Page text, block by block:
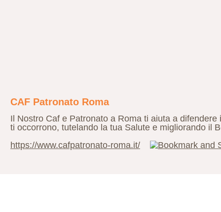
CAF Patronato Roma
Il Nostro Caf e Patronato a Roma ti aiuta a
ti occorrono, tutelando la tua Salute e migliorando il
https://www.cafpatronato-roma.it/